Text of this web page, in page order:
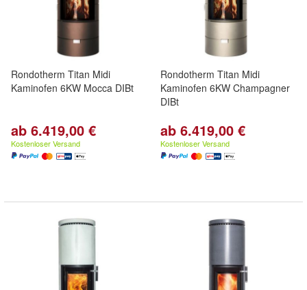
Rondotherm Titan Midi
Kaminofen 6KW Mocca DIBt
ab 6.419,00 €
Kostenloser Versand
Rondotherm Titan Midi
Kaminofen 6KW Champagner
DIBt
ab 6.419,00 €
Kostenloser Versand